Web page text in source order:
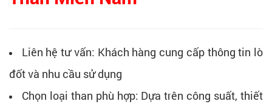
Liên hệ tư vấn: Khách hàng cung cấp thông tin lò
đốt và nhu cầu sử dụng
Chọn loại than phù hợp: Dựa trên công suất, thiết